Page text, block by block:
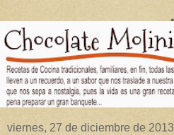
viernes, 27 de diciembre de 2013